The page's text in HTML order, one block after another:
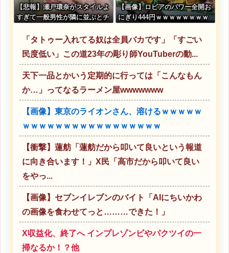
【悲報】瀬戸環奈がスタイルよ
すぎて一般男性が隣に並ぶとチ
【画像】ロピアのパワー全開お
にぎり444円ｗｗｗｗｗｗｗｗ
「タトゥー入れてる奴は全員バカです」「すごい
民度低い」この道23年の彫り師YouTuberの動...
天下一品とかいう定期的に行っては「こんなもん
か…」ってなるラーメン屋wwwwwww
【画像】東京のライオンさん、溶けるｗｗｗｗｗ
ｗｗｗｗｗｗｗｗｗｗｗｗｗｗｗｗｗ
【衝撃】蓮舫「蓮舫だから叩いて良いという報道
に向き合います！」X民「高市だから叩いて良い
をやっ...
【画像】セブンイレブンのバイト「AIにちいかわ
の画像を食わせてっと………できた！」
X収益化、終了へ インプレゾンビやパクツイの一
掃なるか！？他